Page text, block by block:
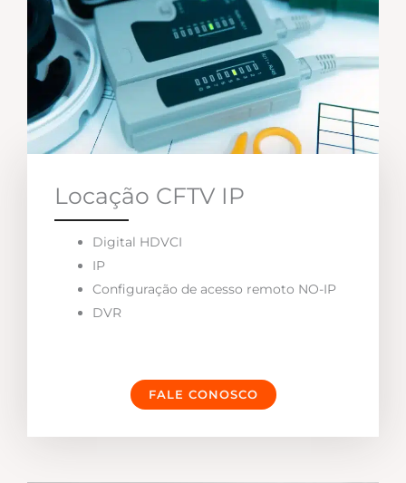
Locação CFTV IP
Digital HDVCI
IP
Configuração de acesso remoto NO-IP
DVR
FALE CONOSCO